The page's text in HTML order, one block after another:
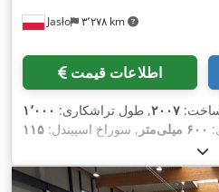
Jasło ۳٬۲۷۸ km
اطلاعات قیمت
۲۰۰۷, طول تراشکاری: ۱٬۰۰۰
۶۰۰ میلی‌متر , سوراخ اسپیندل: ۱۱۵
سرعت اسپیندل: